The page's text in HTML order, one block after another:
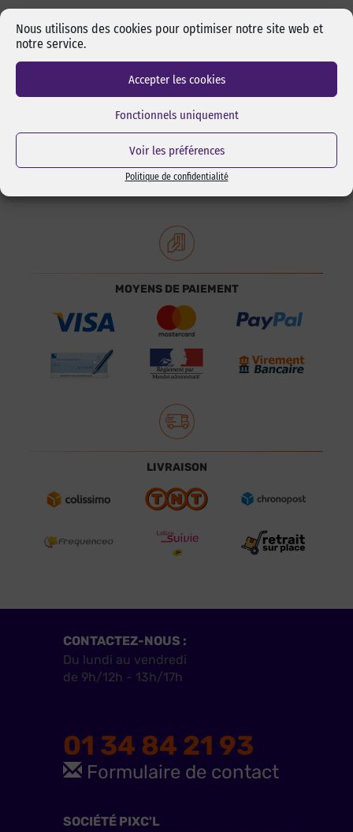
Nous utilisons des cookies pour optimiser notre site web et
notre service.
Accepter les cookies
Fonctionnels uniquement
Voir les préférences
Politique de confidentialité
DISTRIBUTEUR AGRÉÉ
MOYENS DE PAIEMENT
LIVRAISON
CONTACTEZ-NOUS :
Du lundi au vendredi
de 9h/12h - 13h/17h
01 34 84 21 93
Formulaire de contact
SOCIÉTÉ PIXC'L